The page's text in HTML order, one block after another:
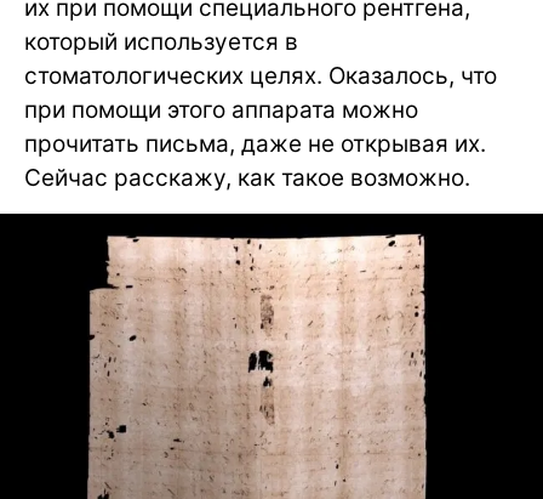
их при помощи специального рентгена,
который используется в
стоматологических целях. Оказалось, что
при помощи этого аппарата можно
прочитать письма, даже не открывая их.
Сейчас расскажу, как такое возможно.